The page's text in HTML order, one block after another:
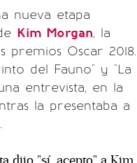
nueva etapa
Kim Morgan, la
Oscar 2018.
del Fauno" y "La
entrevista, en la
la presentaba a